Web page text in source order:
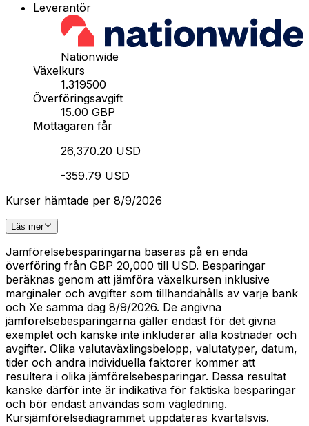
Leverantör
Nationwide
Växelkurs
1.319500
Överföringsavgift
15.00 GBP
Mottagaren får
26,370.20 USD
-359.79 USD
Kurser hämtade per 8/9/2026
Läs mer
Jämförelsebesparingarna baseras på en enda
överföring från GBP 20,000 till USD. Besparingar
beräknas genom att jämföra växelkursen inklusive
marginaler och avgifter som tillhandahålls av varje bank
och Xe samma dag 8/9/2026. De angivna
jämförelsebesparingarna gäller endast för det givna
exemplet och kanske inte inkluderar alla kostnader och
avgifter. Olika valutaväxlingsbelopp, valutatyper, datum,
tider och andra individuella faktorer kommer att
resultera i olika jämförelsebesparingar. Dessa resultat
kanske därför inte är indikativa för faktiska besparingar
och bör endast användas som vägledning.
Kursjämförelsediagrammet uppdateras kvartalsvis.